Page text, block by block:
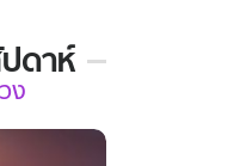
ดาห์
ง